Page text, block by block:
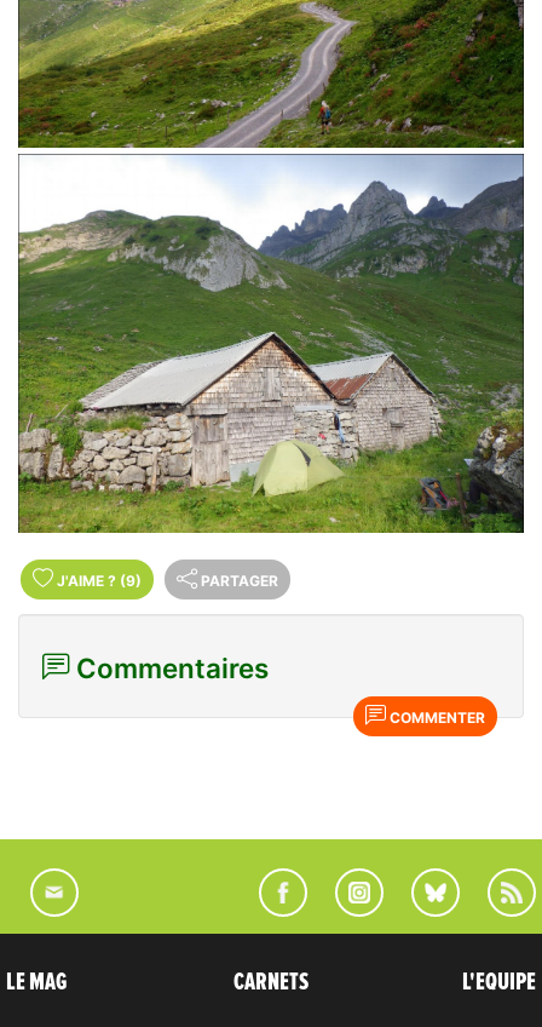
J'AIME ? (9) PARTAGER
Commentaires
COMMENTER
LE MAG CARNETS L'EQUIPE